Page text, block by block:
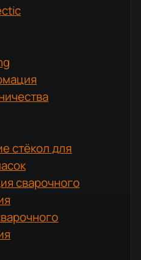
стёкол для
сварочного